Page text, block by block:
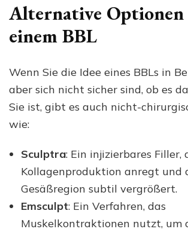
Alternative Optionen
einem BBL
Wenn Sie die Idee eines BBLs in
aber sich nicht sicher sind, ob es
Sie ist, gibt es auch nicht-
wie:
Sculptra: Ein injizierbares Filler,
Kollagenproduktion anregt und
Gesäßregion subtil vergrößert.
Emsculpt: Ein Verfahren, das
Muskelkontraktionen nutzt, um